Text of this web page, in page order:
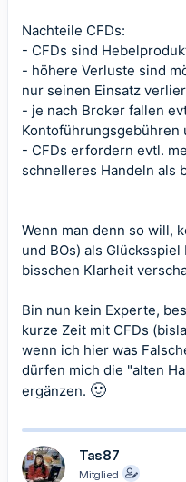
Nachteile CFDs:
- CFDs sind
- höhere Verluste sind
nur seinen Einsatz
- je nach Broker fallen
Kontoführungsgebühren
- CFDs erfordern evtl.
schnelleres Handeln als
Wenn man denn so will,
und BOs) als
bisschen Klarheit
Bin nun kein Experte,
kurze Zeit mit CFDs
wenn ich hier was
dürfen mich die "alten
ergänzen. 🙂
Tas87
Mitglied